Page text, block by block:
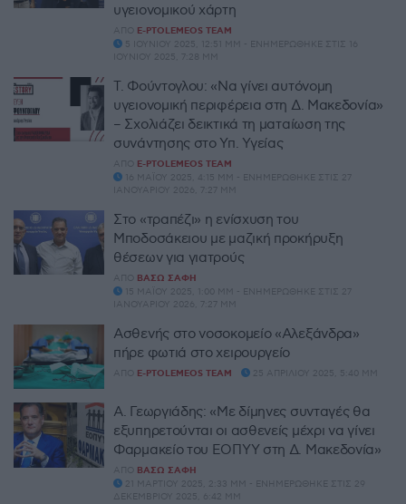
υγειονομικού χάρτη
ΑΠΌ E-PTOLEMEOS TEAM
5 ΙΟΥΝΊΟΥ 2025, 12:51 ΜΜ - ΕΝΗΜΕΡΏΘΗΚΕ ΣΤΙΣ 16
ΙΟΥΝΊΟΥ 2025, 7:28 ΜΜ
Τ. Φούντογλου: «Να γίνει αυτόνομη
υγειονομική περιφέρεια στη Δ. Μακεδονία»
– Σχολιάζει δεικτικά τη ματαίωση της
συνάντησης στο Υπ. Υγείας
ΑΠΌ E-PTOLEMEOS TEAM
16 ΜΑΪ́ΟΥ 2025, 4:15 ΜΜ - ΕΝΗΜΕΡΏΘΗΚΕ ΣΤΙΣ 27
ΙΑΝΟΥΑΡΊΟΥ 2026, 7:27 ΜΜ
Στο «τραπέζι» η ενίσχυση του
Μποδοσάκειου με μαζική προκήρυξη
θέσεων για γιατρούς
ΑΠΌ ΒΆΣΩ ΣΆΦΗ
15 ΜΑΪ́ΟΥ 2025, 1:00 ΜΜ - ΕΝΗΜΕΡΏΘΗΚΕ ΣΤΙΣ 27
ΙΑΝΟΥΑΡΊΟΥ 2026, 7:27 ΜΜ
Ασθενής στο νοσοκομείο «Αλεξάνδρα»
πήρε φωτιά στο χειρουργείο
ΑΠΌ E-PTOLEMEOS TEAM 25 ΑΠΡΙΛΊΟΥ 2025, 5:40 ΜΜ
Α. Γεωργιάδης: «Με δίμηνες συνταγές θα
εξυπηρετούνται οι ασθενείς μέχρι να γίνει
Φαρμακείο του ΕΟΠΥΥ στη Δ. Μακεδονία»
ΑΠΌ ΒΆΣΩ ΣΆΦΗ
21 ΜΑΡΤΊΟΥ 2025, 2:33 ΜΜ - ΕΝΗΜΕΡΏΘΗΚΕ ΣΤΙΣ 29
ΔΕΚΕΜΒΡΊΟΥ 2025, 6:42 ΜΜ